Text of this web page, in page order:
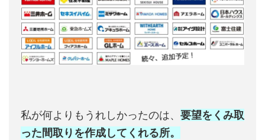
私が何よりもうれしかったのは、 要望をくみ取
った間取りを作成してくれる所。